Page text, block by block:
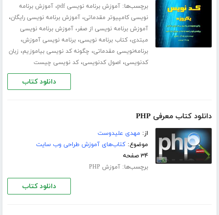
برچسب‌ها:آموزش برنامه نویسی pdf ،آموزش برنامه
نویسی کامپیوتر مقدماتی،آموزش برنامه نویسی رایگان،
آموزش برنامه نویسی از صفر،آموزش برنامه نویسی
مبتدی،کتاب برنامه نویسی،برنامه نویسی آموزش،
برنامه‌نویسی مقدماتی، چگونه کد نویسی بیاموزیم، زبان
کدنویسی، اصول کدنویسی،کد نویسی چیست
دانلود کتاب
دانلود کتاب معرفی PHP
از: مهدی علیدوست
موضوع:کتاب‌های آموزش طراحی وب سایت
۳۴ صفحه
برچسب‌ها:آموزش PHP
دانلود کتاب